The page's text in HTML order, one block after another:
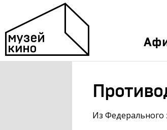
Из Федерального